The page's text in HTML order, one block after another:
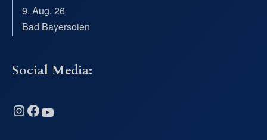
9. Aug. 26
Bad Bayersoien
Social Media:
Instagram Facebook YouTube